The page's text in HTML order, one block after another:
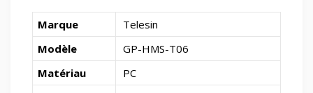
Marque
Telesin
Modèle
GP-HMS-T06
Matériau
PC